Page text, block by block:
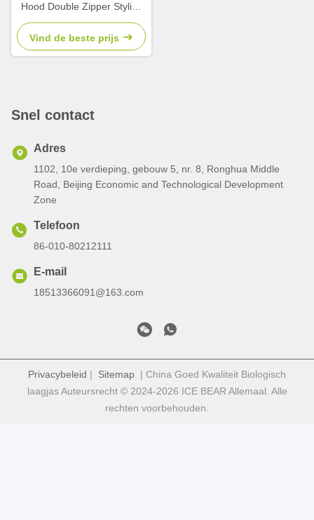
Hood Double Zipper Stylish
Lightweight Padded Jacket,
Vind de beste prijs
Snel contact
Adres
1102, 10e verdieping, gebouw 5, nr. 8, Ronghua Middle
Road, Beijing Economic and Technological Development
Zone
Telefoon
86-010-80212111
E-mail
18513366091@163.com
Privacybeleid | Sitemap | China Goed Kwaliteit Biologisch
laagjas Auteursrecht © 2024-2026 ICE BEAR Allemaal. Alle
rechten voorbehouden.